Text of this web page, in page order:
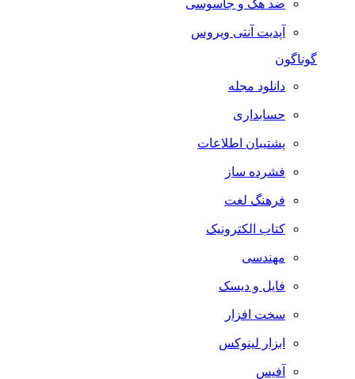
ضد هک و جاسوسی
آپدیت آنتی ویروس
گوناگون
دانلود مجله
حسابداری
پشتیبان اطلاعات
فشرده ساز
فرهنگ لغت
کتاب الکترونیک
مهندسی
فایل و دیسک
سخت افزار
ابزار لینوکس
آفیس